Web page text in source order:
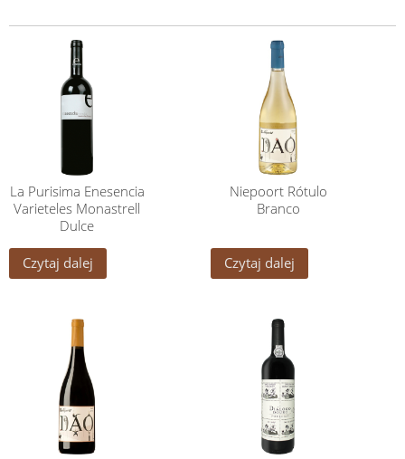
La Purisima Enesencia
Varieteles Monastrell
Dulce
Czytaj dalej
Niepoort Rótulo
Branco
Czytaj dalej